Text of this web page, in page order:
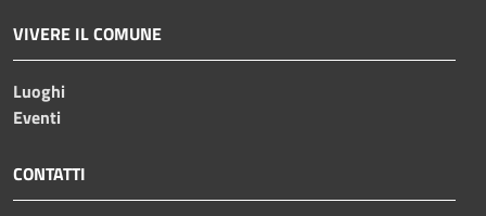
VIVERE IL COMUNE
Luoghi
Eventi
CONTATTI